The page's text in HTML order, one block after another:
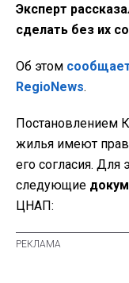
Эксперт
сделать без их
Об этом
RegioNews.
Постановлением
жилья имеют
его согласия. Для
следующие
ЦНАП: